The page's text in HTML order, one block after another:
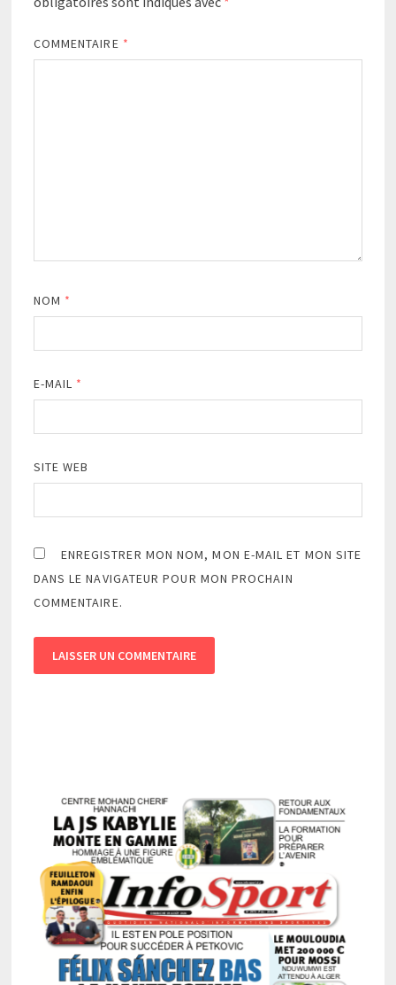
COMMENTAIRE *
NOM *
E-MAIL *
SITE WEB
ENREGISTRER MON NOM, MON E-MAIL ET MON SITE
DANS LE NAVIGATEUR POUR MON PROCHAIN
COMMENTAIRE.